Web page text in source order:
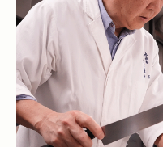
시가현 교토